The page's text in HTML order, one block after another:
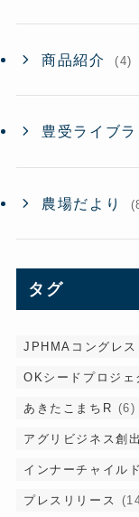
商品紹介 (4)
豊受ライブラ
農場だより
タグ
JPHMAコングレス
OKシードプロジェ
あきたこまちR (6)
アグリビジネス創
インナーチャイルド
プレスリリース